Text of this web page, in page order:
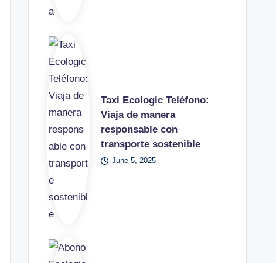
Taxi Ecologic Teléfono:
Viaja de manera
responsable con
transporte sostenible
June 5, 2025